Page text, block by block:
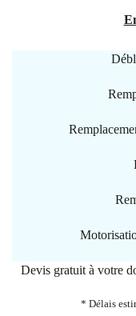
Devis gratuit à votre
* Délais